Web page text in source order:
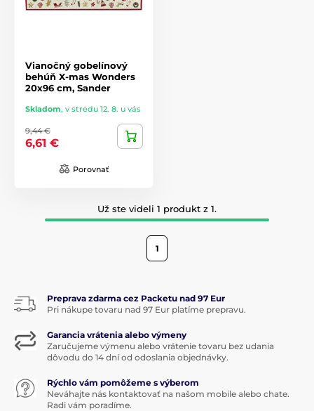
Vianočný gobelínový
behúň X-mas Wonders
20x96 cm, Sander
Skladom, v stredu 12. 8. u vás
9,44 €
6,61 €
Porovnať
Už ste videli 1 produkt z 1.
1
Preprava zdarma cez Packetu nad 97 Eur
Pri nákupe tovaru nad 97 Eur platíme prepravu.
Garancia vrátenia alebo výmeny
Zaručujeme výmenu alebo vrátenie tovaru bez udania
dôvodu do 14 dní od odoslania objednávky.
Rýchlo vám pomôžeme s výberom
Neváhajte nás kontaktovať na našom mobile alebo chate.
Radi vám poradíme.